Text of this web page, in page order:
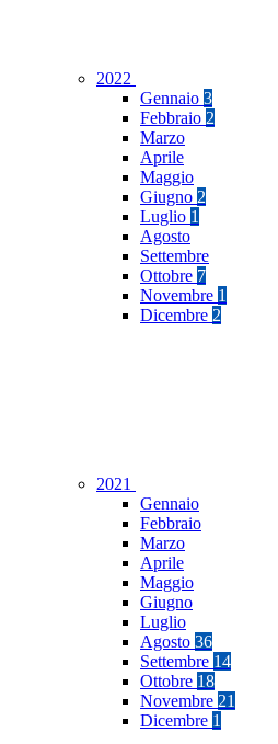
2022
Gennaio 3
Febbraio 2
Marzo
Aprile
Maggio
Giugno 2
Luglio 1
Agosto
Settembre
Ottobre 7
Novembre 1
Dicembre 2
2021
Gennaio
Febbraio
Marzo
Aprile
Maggio
Giugno
Luglio
Agosto 36
Settembre 14
Ottobre 18
Novembre 21
Dicembre 1